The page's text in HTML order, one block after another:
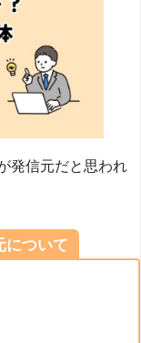
発信元だと思われ
について